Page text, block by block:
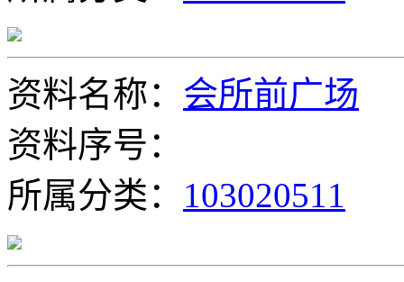
资料名称： 会所前广场
资料序号：
所属分类： 103020511